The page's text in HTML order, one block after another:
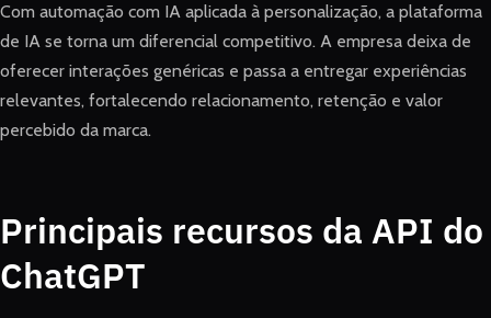
Com automação com IA aplicada à personalização, a plataforma
de IA se torna um diferencial competitivo. A empresa deixa de
oferecer interações genéricas e passa a entregar experiências
relevantes, fortalecendo relacionamento, retenção e valor
percebido da marca.
Principais recursos da API do
ChatGPT